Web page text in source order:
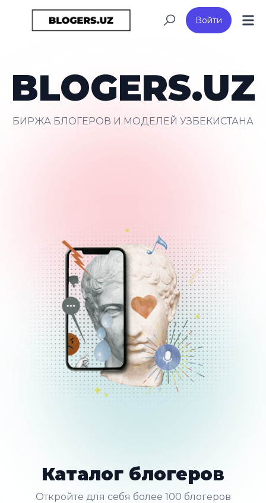
Войти
BLOGERS.UZ
БИРЖА БЛОГЕРОВ И МОДЕЛЕЙ УЗБЕКИСТАНА
Каталог блогеров
Откройте для себя более 100 блогеров